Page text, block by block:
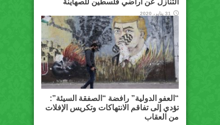
31 يناير، 2020
“العفو الدولية” رافضة “الصفقة السيئة”:
تؤدي إلى تفاقم الانتهاكات وتكريس الإفلات
من العقاب